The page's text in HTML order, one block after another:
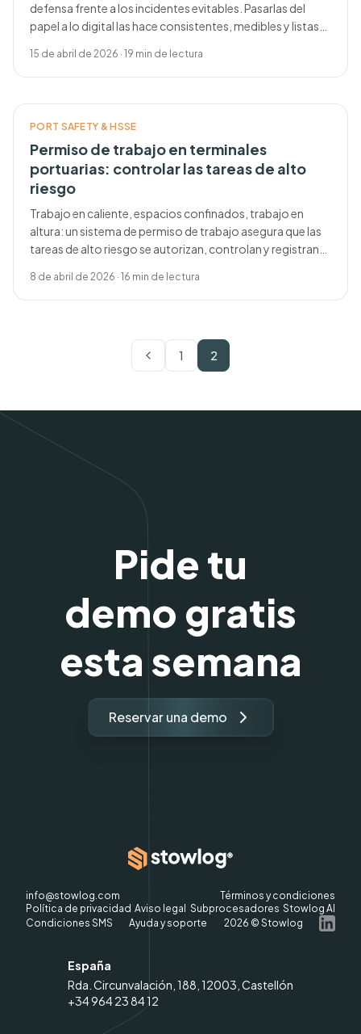
defensa frente a los incidentes evitables. Pasarlas del
papel a lo digital las hace consistentes, medibles y listas
15 de abril de 2026 · 19 min de lectura
PORT SAFETY & HSSE
Permiso de trabajo en terminales
portuarias: controlar las tareas de alto
riesgo
Trabajo en caliente, espacios confinados, trabajo en
altura: un sistema de permiso de trabajo asegura que las
tareas de alto riesgo se autorizan, controlan y registran
8 de abril de 2026 · 16 min de lectura
1 2
Pide tu
demo gratis
esta semana
Reservar una demo
info@stowlog.com
Términos y condiciones
Política de privacidad Aviso legal Subprocesadores Stowlog AI
Condiciones SMS
Ayuda y soporte 2026 © Stowlog
España
Rda. Circunvalación, 188, 12003, Castellón
+34 964 23 84 12